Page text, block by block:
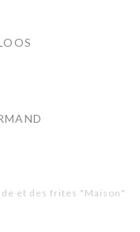
et des frites "Maison"